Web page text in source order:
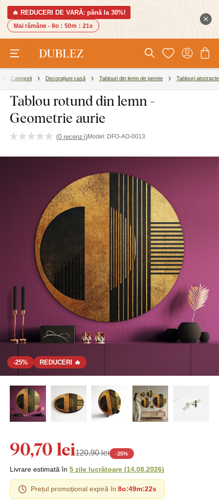
🔥 REDUCERI DE VARĂ: până la 30%!
Mai rămâne - 8o : 50m : 20s
Categorii Decorațiuni casă Tablouri din lemn de perete Tablouri abstracte
Tablou rotund din lemn -
Geometrie aurie
(0 recenzii)Model: DFO-AO-0013
-25% REDUCERI 🔥
+ 4
90,70 lei120,90 lei -25%
Livrare estimată în 5 zile lucrătoare (14.08.2026)
Prețul promoțional expiră în 8o:49m:21s